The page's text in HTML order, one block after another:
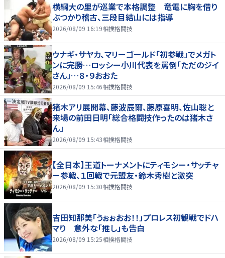
横綱大の里が巡業で本格調整 竜電に胸を借り
ぶつかり稽古、三段目結山には指導
2026/08/09 16:19相撲格闘技
ウナギ・サヤカ、マリーゴールド「初参戦」でメガト
ンに完勝…ロッシー小川代表を罵倒「ただのジイ
さん」…８・９おおた
2026/08/09 15:46相撲格闘技
猪木アリ展開幕、藤波辰爾、藤原喜明、佐山聡と
来場の前田日明「総合格闘技作ったのは猪木さ
ん」
2026/08/09 15:43相撲格闘技
【全日本】王道トーナメントにティモシー・サッチャ
ー参戦、１回戦で元盟友・鈴木秀樹と激突
2026/08/09 15:30相撲格闘技
吉田知那美「うぉぉおお！！」プロレス初観戦でドハ
マり 意外な「推し」も告白
2026/08/09 15:25相撲格闘技